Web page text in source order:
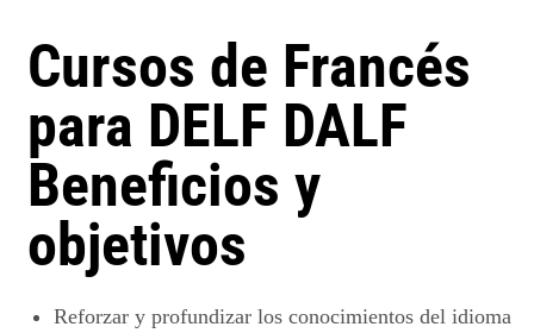
Cursos de Francés
para DELF DALF
Beneficios y
objetivos
Reforzar y profundizar los conocimientos del idioma